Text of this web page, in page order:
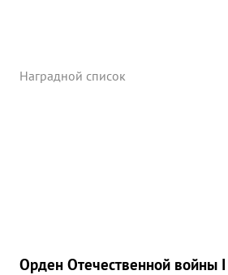
Наградной список
Орден Отечественной войны I